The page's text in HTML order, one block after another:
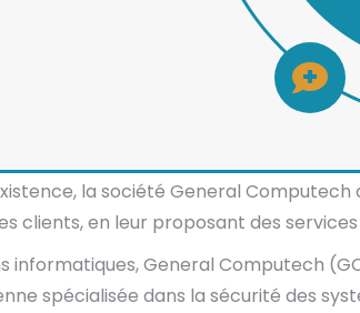
la société General
clients, en leur proposant des
informatiques, General Computech
spécialisée dans la sécurité des